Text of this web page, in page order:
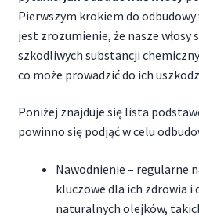
Pierwszym krokiem do
jest zrozumienie, że nasze włosy
szkodliwych substancji
co może prowadzić do ich
Poniżej znajduje się lista
powinno się podjąć w celu
Nawodnienie – regularne
kluczowe dla ich zdrowia i
naturalnych olejków,